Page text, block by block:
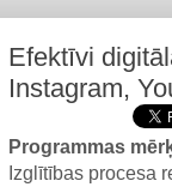
Efektīvi
Instagram,
Programmas
Izglītības procesa